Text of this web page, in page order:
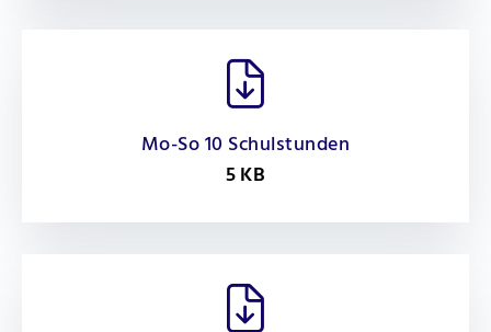
Mo-So 10 Schulstunden
5 KB